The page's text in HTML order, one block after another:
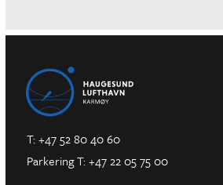
T: +47 52 80 40 60
Parkering T: +47 22 05 75 00